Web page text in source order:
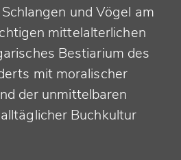
und Vögel am
mittelalterlichen
Bestiarium des
mit moralischer
der unmittelbaren
Buchkultur